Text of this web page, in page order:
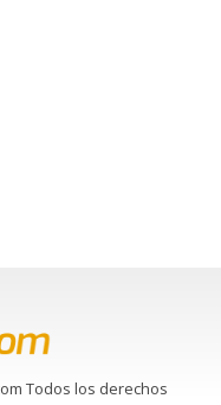
Todos los derechos